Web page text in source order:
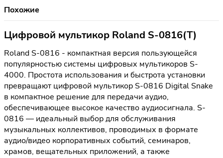
Похожие
Цифровой мультикор Roland S-0816(T)
Roland S-0816 - компактная версия пользующейся
популярностью системы цифровых мультикоров S-
4000. Простота использования и быстрота установки
превращают цифровой мультикор S-0816 Digital Snake
в компактное решение для передачи аудио,
обеспечивающее высокое качество аудиосигнала. S-
0816 — идеальный выбор для обслуживания
музыкальных коллективов, проводимых в формате
аудио/видео корпоративных событий, семинаров,
храмов, вещательных приложений, а также